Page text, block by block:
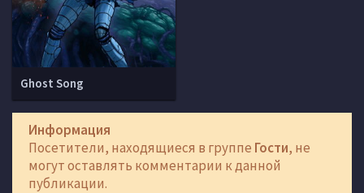
Ghost Song
Информация
Посетители, находящиеся в группе Гости, не
могут оставлять комментарии к данной
публикации.